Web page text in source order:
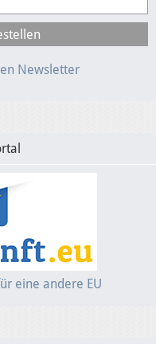
Newsletter
eine andere EU